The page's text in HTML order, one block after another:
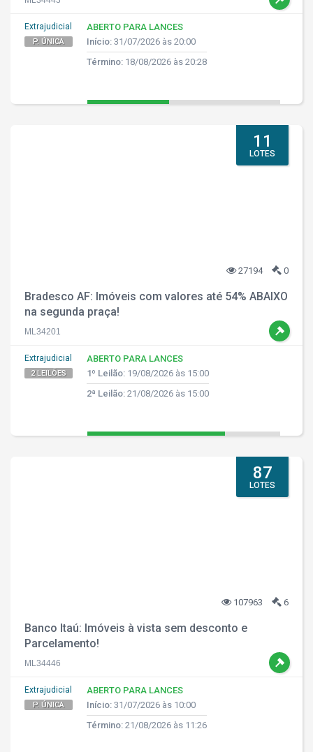
Extrajudicial
P. ÚNICA
ABERTO PARA LANCES
Início: 31/07/2026 às 20:00
Término: 18/08/2026 às 20:28
11
LOTES
27194 0
Bradesco AF: Imóveis com valores até 54% ABAIXO
na segunda praça!
ML34201
Extrajudicial
2 LEILÕES
ABERTO PARA LANCES
1º Leilão: 19/08/2026 às 15:00
2ª Leilão: 21/08/2026 às 15:00
87
LOTES
107963 6
Banco Itaú: Imóveis à vista sem desconto e
Parcelamento!
ML34446
Extrajudicial
P. ÚNICA
ABERTO PARA LANCES
Início: 31/07/2026 às 10:00
Término: 21/08/2026 às 11:26